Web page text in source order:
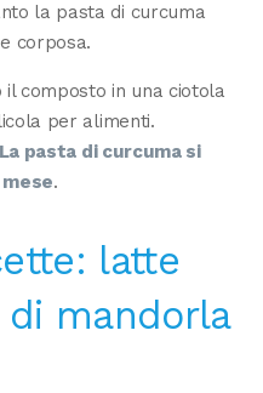
la pasta di curcuma
corposa.
composto in una ciotola
per alimenti.
La pasta di curcuma si
.
latte
di mandorla